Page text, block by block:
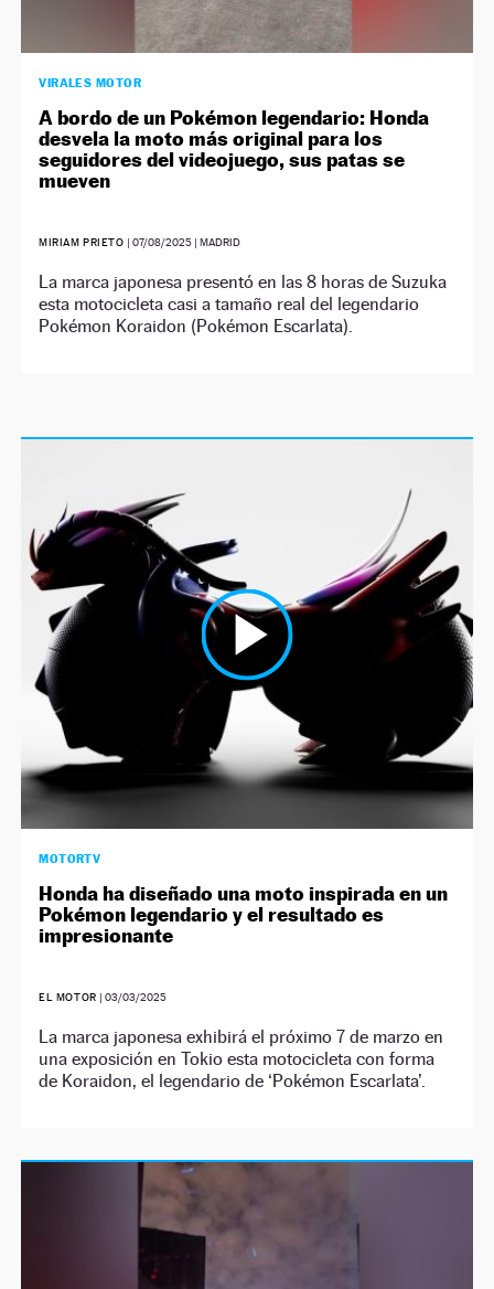
VIRALES MOTOR
A bordo de un Pokémon legendario: Honda
desvela la moto más original para los
seguidores del videojuego, sus patas se
mueven
MIRIAM PRIETO | 07/08/2025| MADRID
La marca japonesa presentó en las 8 horas de Suzuka
esta motocicleta casi a tamaño real del legendario
Pokémon Koraidon (Pokémon Escarlata).
MOTORTV
Honda ha diseñado una moto inspirada en un
Pokémon legendario y el resultado es
impresionante
EL MOTOR | 03/03/2025
La marca japonesa exhibirá el próximo 7 de marzo en
una exposición en Tokio esta motocicleta con forma
de Koraidon, el legendario de ‘Pokémon Escarlata’.